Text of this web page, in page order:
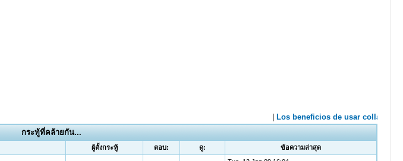
กระทู้ที่คล้ายกัน...
ผู้ตั้งกระทู้ ตอบ: ดู:
ข้อความล่าสุด